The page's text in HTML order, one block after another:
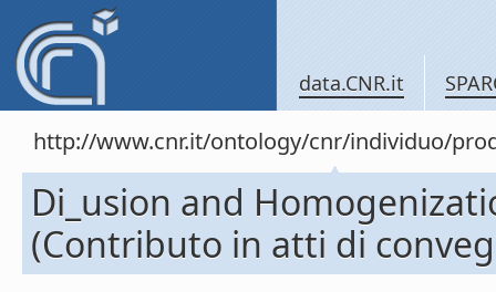
data.CNR.it
http://www.cnr.it/ontology/cnr/individuo/
Di_usion and
(Contributo in atti di